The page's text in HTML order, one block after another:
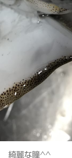
綺麗な瞳^^